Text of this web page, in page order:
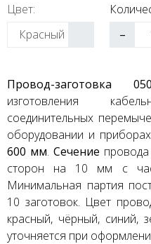
Цвет:
Красный
–
Провод-заготовка
изготовления
соединительных
оборудовании и
600 мм. Сечение провода
сторон на 10 мм с
Минимальная партия
10 заготовок. Цвет
красный, чёрный, синий,
уточняется при